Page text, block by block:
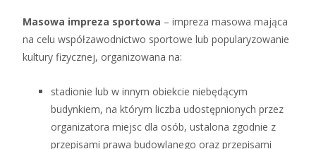
Masowa impreza sportowa – impreza masowa mająca
na celu współzawodnictwo sportowe lub popularyzowanie
kultury fizycznej, organizowana na:
stadionie lub w innym obiekcie niebędącym
budynkiem, na którym liczba udostępnionych przez
organizatora miejsc dla osób, ustalona zgodnie z
przepisami prawa budowlanego oraz przepisami